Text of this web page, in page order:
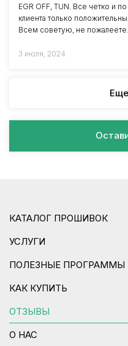
EGR OFF, TUN. Все четко и
клиента только
Всем советую, не пожалеете.
3 июля, 2024
КАТАЛОГ ПРОШИВОК
УСЛУГИ
ПОЛЕЗНЫЕ ПРОГРАММЫ
КАК КУПИТЬ
ОТЗЫВЫ
О НАС